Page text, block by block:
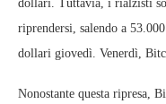
dollari. Tuttavia, i rialzisti
riprendersi, salendo a
dollari giovedì. Venerdì,
Nonostante questa ripresa,